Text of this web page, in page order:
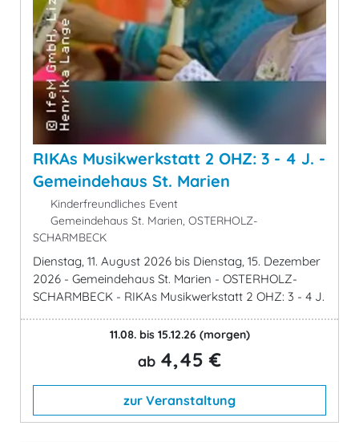
RIKAs Musikwerkstatt 2 OHZ: 3 - 4 J. -
Gemeindehaus St. Marien
Kinderfreundliches Event
Gemeindehaus St. Marien, OSTERHOLZ-
SCHARMBECK
Dienstag, 11. August 2026 bis Dienstag, 15. Dezember
2026 - Gemeindehaus St. Marien - OSTERHOLZ-
SCHARMBECK - RIKAs Musikwerkstatt 2 OHZ: 3 - 4 J.
11.08. bis 15.12.26 (morgen)
ab 4,45 €
zur Veranstaltung